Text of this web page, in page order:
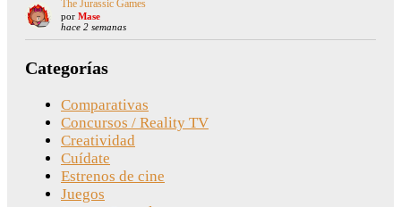
The Jurassic Games
por Mase
hace 2 semanas
Categorías
Comparativas
Concursos / Reality TV
Creatividad
Cuídate
Estrenos de cine
Juegos